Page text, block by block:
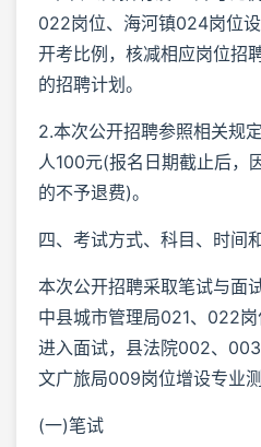
022岗位、海河镇024岗位
开考比例，核减相应岗位招
的招聘计划。
2.本次公开招聘参照相关规
人100元(报名日期截止后，
的不予退费)。
四、考试方式、科目、时间
本次公开招聘采取笔试与面
中县城市管理局021、022
进入面试，县法院002、
文广旅局009岗位增设专业测
(一)笔试